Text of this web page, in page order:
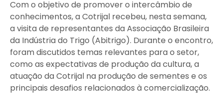
Com o objetivo de promover o intercâmbio de
conhecimentos, a Cotrijal recebeu, nesta semana,
a visita de representantes da Associação Brasileira
da Indústria do Trigo (Abitrigo). Durante o encontro,
foram discutidos temas relevantes para o setor,
como as expectativas de produção da cultura, a
atuação da Cotrijal na produção de sementes e os
principais desafios relacionados à comercialização.